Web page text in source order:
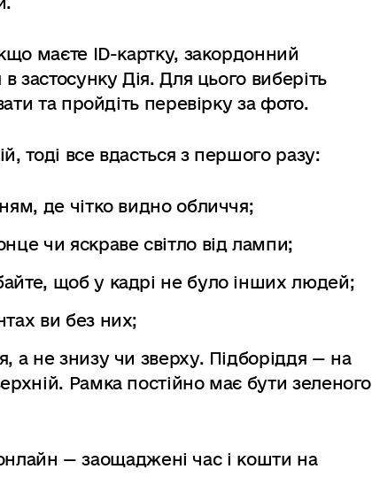
маєте ID-картку, закордонний
застосунку Дія. Для цього виберіть
та пройдіть перевірку за фото.
тоді все вдасться з першого разу:
де чітко видно обличчя;
чи яскраве світло від лампи;
щоб у кадрі не було інших людей;
ви без них;
а не знизу чи зверху. Підборіддя — на
Рамка постійно має бути зеленого
онлайн — заощаджені час і кошти на